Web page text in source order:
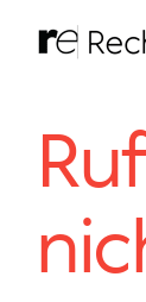
Inhalt